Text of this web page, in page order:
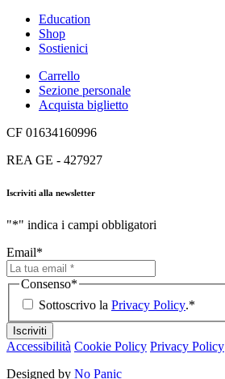
Education
Shop
Sostienici
Carrello
Sezione personale
Acquista biglietto
CF 01634160996
REA GE - 427927
Iscriviti alla newsletter
"*" indica i campi obbligatori
Email*
Consenso*
Sottoscrivo la Privacy Policy.*
Iscriviti
Accessibilità Cookie Policy Privacy Policy
Designed by No Panic